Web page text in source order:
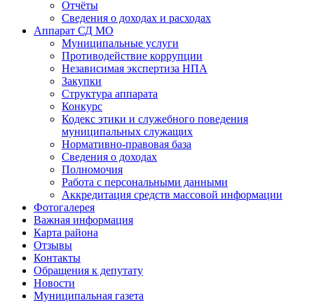
Отчёты
Сведения о доходах и расходах
Аппарат СД МО
Муниципальные услуги
Противодействие коррупции
Независимая экспертиза НПА
Закупки
Структура аппарата
Конкурс
Кодекс этики и служебного поведения
муниципальных служащих
Нормативно-правовая база
Сведения о доходах
Полномочия
Работа с персональными данными
Аккредитация средств массовой информации
Фотогалерея
Важная информация
Карта района
Отзывы
Контакты
Обращения к депутату
Новости
Муниципальная газета